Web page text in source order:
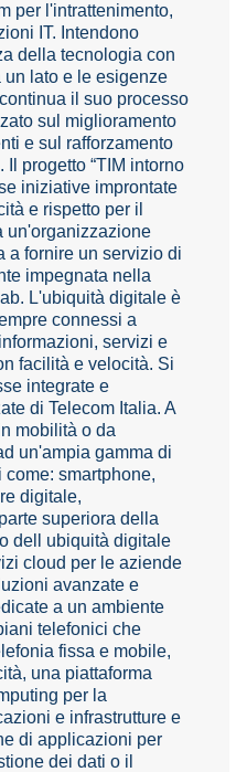
per l'intrattenimento,
IT. Intendono
della tecnologia con
un lato e le esigenze
il suo processo
sul miglioramento
e sul rafforzamento
progetto “TIM intorno
iniziative improntate
e rispetto per il
un'organizzazione
a fornire un servizio di
impegnata nella
L'ubiquità digitale è
connessi a
servizi e
facilità e velocità. Si
integrate e
di Telecom Italia. A
mobilità o da
un'ampia gamma di
smartphone,
digitale,
superiora della
dell ubiquità digitale
cloud per le aziende
avanzate e
a un ambiente
telefonici che
fissa e mobile,
una piattaforma
per la
e infrastrutture e
di applicazioni per
dei dati o il